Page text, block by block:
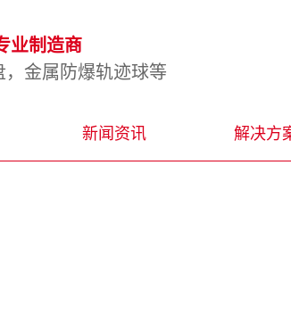
业制造商
金属防爆轨迹球等
新闻资讯 解决方